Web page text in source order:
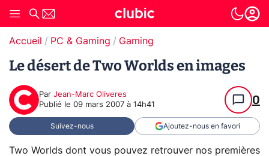
Accueil PC & Gaming Gaming
Le désert de Two Worlds en images
Par Jean-Marc Oliveres
Publié le 09 mars 2007 à 14h41 0
Suivez-nous Ajoutez-nous en favori
Two Worlds dont vous pouvez retrouver nos premières